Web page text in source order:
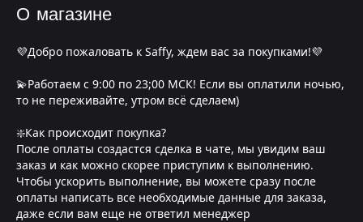
О магазине
💜Добро пожаловать к Saffy, ждем вас за покупками!💜
💫Работаем с 9:00 по 23;00 МСК! Если вы оплатили ночью,
то не переживайте, утром всё сделаем)
❇️Как происходит покупка?
После оплаты создастся сделка в чате, мы увидим ваш
заказ и как можно скорее приступим к выполнению.
Чтобы ускорить выполнение, вы можете сразу после
оплаты написать все необходимые данные для заказа,
даже если вам еще не ответил менеджер